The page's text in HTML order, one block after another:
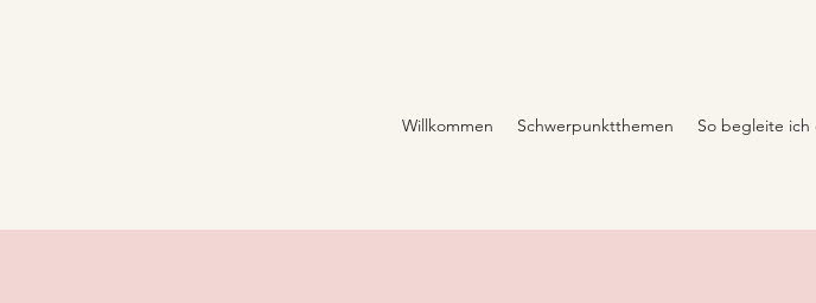
Willkommen Schwerpunktthemen So begleite ich